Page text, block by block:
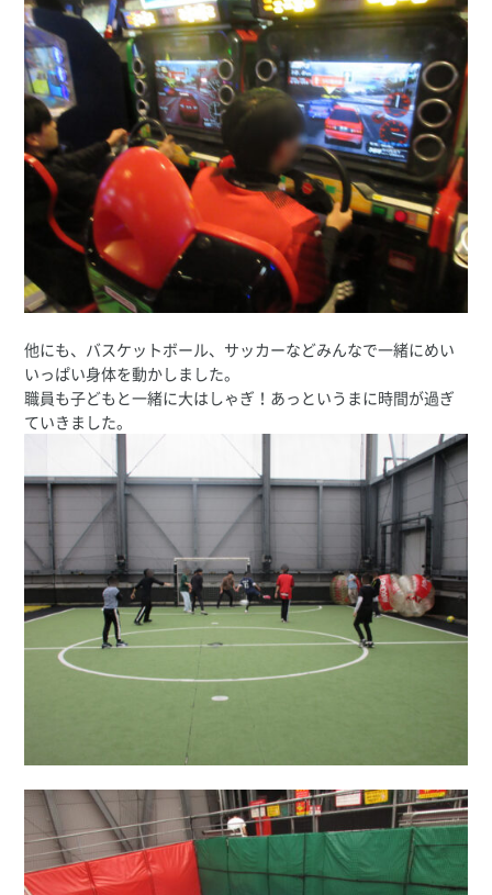
他にも、バスケットボール、サッカーなどみんなで一緒にめい
いっぱい身体を動かしました。
職員も子どもと一緒に大はしゃぎ！あっというまに時間が過ぎ
ていきました。